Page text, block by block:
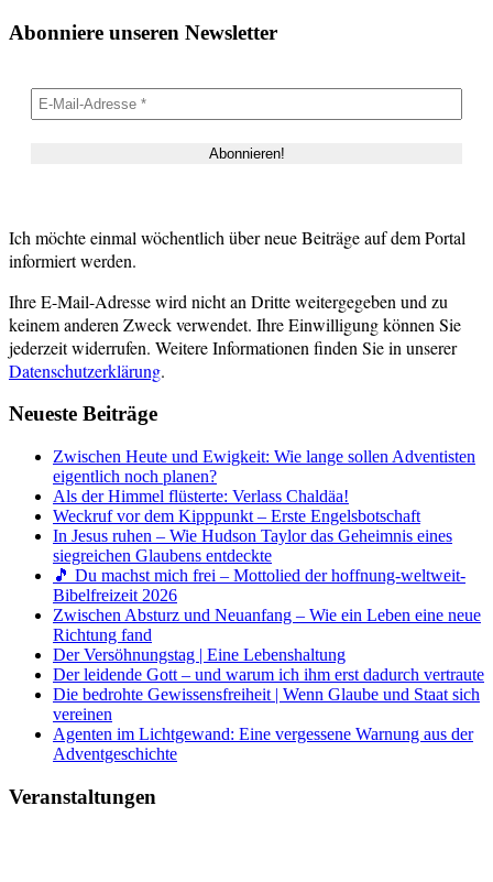
Abonniere unseren Newsletter
Ich möchte einmal wöchentlich über neue Beiträge auf dem Portal
informiert werden.
Ihre E-Mail-Adresse wird nicht an Dritte weitergegeben und zu
keinem anderen Zweck verwendet. Ihre Einwilligung können Sie
jederzeit widerrufen. Weitere Informationen finden Sie in unserer
Datenschutzerklärung.
Neueste Beiträge
Zwischen Heute und Ewigkeit: Wie lange sollen Adventisten
eigentlich noch planen?
Als der Himmel flüsterte: Verlass Chaldäa!
Weckruf vor dem Kipppunkt – Erste Engelsbotschaft
In Jesus ruhen – Wie Hudson Taylor das Geheimnis eines
siegreichen Glaubens entdeckte
🎵 Du machst mich frei – Mottolied der hoffnung-weltweit-
Bibelfreizeit 2026
Zwischen Absturz und Neuanfang – Wie ein Leben eine neue
Richtung fand
Der Versöhnungstag | Eine Lebenshaltung
Der leidende Gott – und warum ich ihm erst dadurch vertraute
Die bedrohte Gewissensfreiheit | Wenn Glaube und Staat sich
vereinen
Agenten im Lichtgewand: Eine vergessene Warnung aus der
Adventgeschichte
Veranstaltungen